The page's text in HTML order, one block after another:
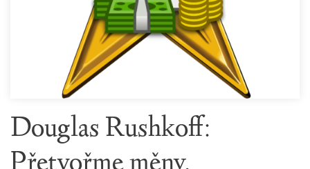
Douglas Rushkoff: